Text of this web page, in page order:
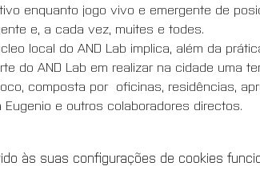
enquanto jogo vivo e emergente de
e, a cada vez, muites e todes.
local do AND Lab implica, além da
do AND Lab em realizar na cidade uma
composta por  oficinas, residências,
e outros colaboradores directos.
às suas configurações de cookies